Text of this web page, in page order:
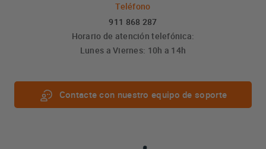
Teléfono
911 868 287
Horario de atención telefónica:
Lunes a Viernes: 10h a 14h
Contacte con nuestro equipo de soporte